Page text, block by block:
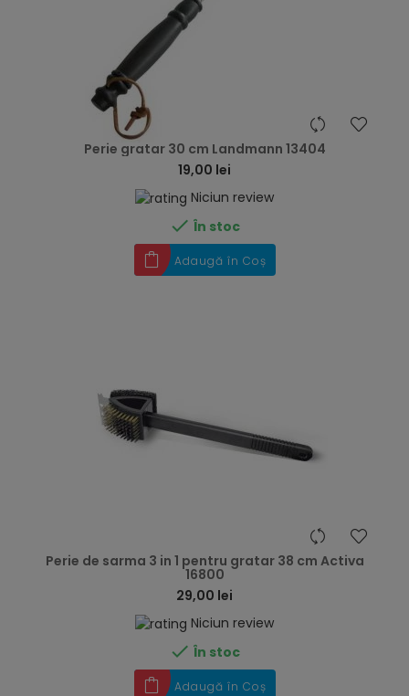
Perie gratar 30 cm Landmann 13404
19,00 lei
Niciun review
 În stoc
Adaugă în Coș
Perie de sarma 3 in 1 pentru gratar 38 cm Activa
16800
29,00 lei
Niciun review
 În stoc
Adaugă în Coș